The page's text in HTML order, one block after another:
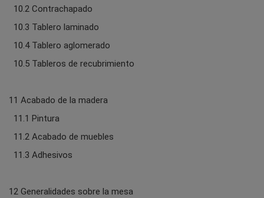
10.2 Contrachapado
10.3 Tablero laminado
10.4 Tablero aglomerado
10.5 Tableros de recubrimiento
11 Acabado de la madera
11.1 Pintura
11.2 Acabado de muebles
11.3 Adhesivos
12 Generalidades sobre la mesa